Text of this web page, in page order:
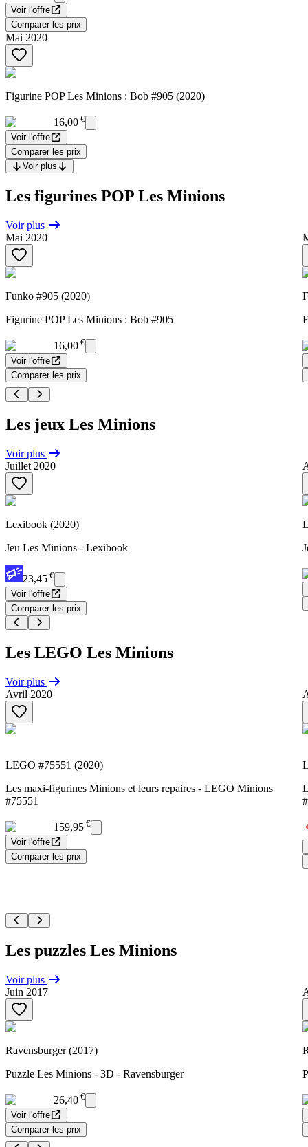
Voir l'offre
Comparer les prix
Mai 2020
Figurine POP Les Minions : Bob #905 (2020)
16,00 €
Voir l'offre
Comparer les prix
Voir plus
Les figurines POP Les Minions
Voir plus
Mai 2020
Funko #905 (2020)
Figurine POP Les Minions : Bob #905
16,00 €
Voir l'offre
Comparer les prix
Les jeux Les Minions
Voir plus
Juillet 2020
Lexibook (2020)
Jeu Les Minions - Lexibook
23,45 €
Voir l'offre
Comparer les prix
Les LEGO Les Minions
Voir plus
Avril 2020
LEGO #75551 (2020)
Les maxi-figurines Minions et leurs repaires - LEGO Minions
#75551
159,95 €
Voir l'offre
Comparer les prix
Les puzzles Les Minions
Voir plus
Juin 2017
Ravensburger (2017)
Puzzle Les Minions - 3D - Ravensburger
26,40 €
Voir l'offre
Comparer les prix